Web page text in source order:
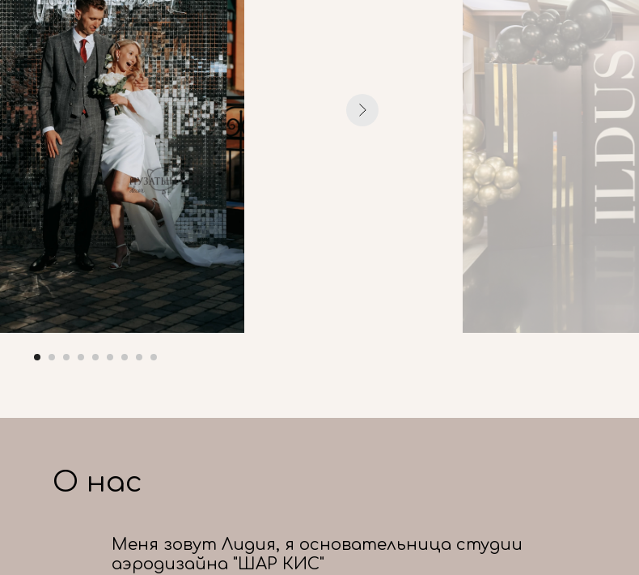
О нас
Меня зовут Лидия, я основательница студии
аэродизайна "ШАР КИС"